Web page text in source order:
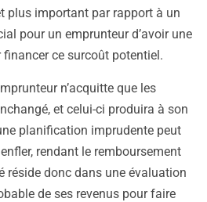
plus important par rapport à un
pour un emprunteur d’avoir une
ce surcoût potentiel.
n’acquitte que les
et celui-ci produira à son
planification imprudente peut
rendant le remboursement
réside donc dans une évaluation
de ses revenus pour faire